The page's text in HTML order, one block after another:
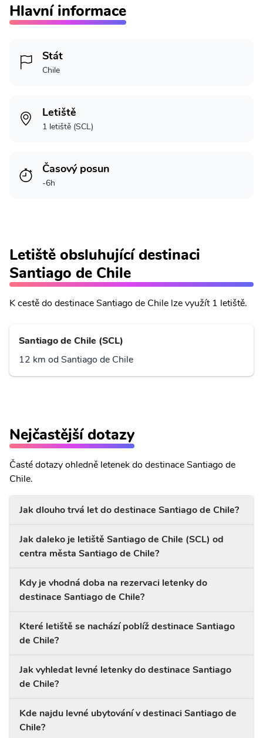
Hlavní informace
Stát
Chile
Letiště
1 letiště (SCL)
Časový posun
-6h
Letiště obsluhující destinaci
Santiago de Chile
K cestě do destinace Santiago de Chile lze využít 1 letiště.
Santiago de Chile (SCL)
12 km od Santiago de Chile
Nejčastější dotazy
Časté dotazy ohledně letenek do destinace Santiago de
Chile.
Jak dlouho trvá let do destinace Santiago de Chile?
Jak daleko je letiště Santiago de Chile (SCL) od
centra města Santiago de Chile?
Kdy je vhodná doba na rezervaci letenky do
destinace Santiago de Chile?
Které letiště se nachází poblíž destinace Santiago
de Chile?
Jak vyhledat levné letenky do destinace Santiago
de Chile?
Kde najdu levné ubytování v destinaci Santiago de
Chile?